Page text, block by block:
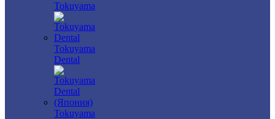
Tokuyama
Tokuyama
Dental
Tokuyama